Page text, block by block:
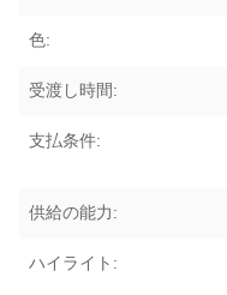
色:
受渡し時間:
支払条件:
供給の能力:
ハイライト: